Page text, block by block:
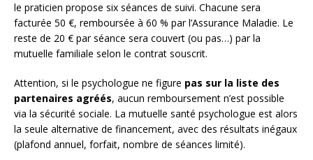
le praticien propose six séances de suivi. Chacune sera
facturée 50 €, remboursée à 60 % par l’Assurance Maladie. Le
reste de 20 € par séance sera couvert (ou pas…) par la
mutuelle familiale selon le contrat souscrit.
Attention, si le psychologue ne figure pas sur la liste des
partenaires agréés, aucun remboursement n’est possible
via la sécurité sociale. La mutuelle santé psychologue est alors
la seule alternative de financement, avec des résultats inégaux
(plafond annuel, forfait, nombre de séances limité).